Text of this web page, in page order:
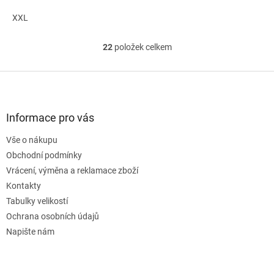
XXL
O
l
v
22položek celkem
Informace pro vás
Vše o nákupu
Obchodní podmínky
Vrácení, výměna a reklamace zboží
Kontakty
Tabulky velikostí
Ochrana osobních údajů
Napište nám